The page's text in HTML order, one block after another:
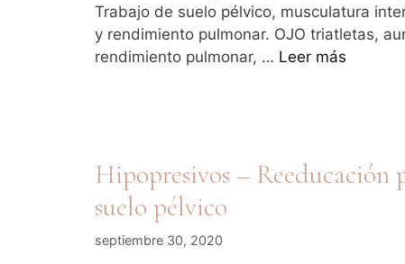
Trabajo de suelo pélvico, musculatura
y rendimiento pulmonar. OJO triatletas,
rendimiento pulmonar, … Leer más
Hipopresivos – Reeducación
suelo pélvico
septiembre 30, 2020